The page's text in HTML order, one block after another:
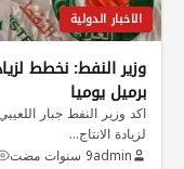
الاخبار الدولية
وزير النفط: نخطط
برميل يوميا
اكد وزير النفط جبار
لزيادة الانتاج…
admin9 سنوات مضت